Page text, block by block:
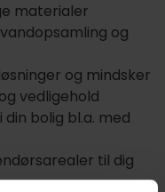
materialer
og
og mindsker
vedligehold
bolig bl.a. med
til dig